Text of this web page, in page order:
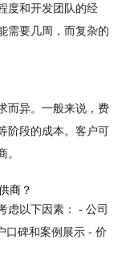
度和开发团队的经
需要几周，而复杂的
而异。一般来说，费
阶段的成本。客户可
商？
虑以下因素： - 公司
口碑和案例展示 - 价